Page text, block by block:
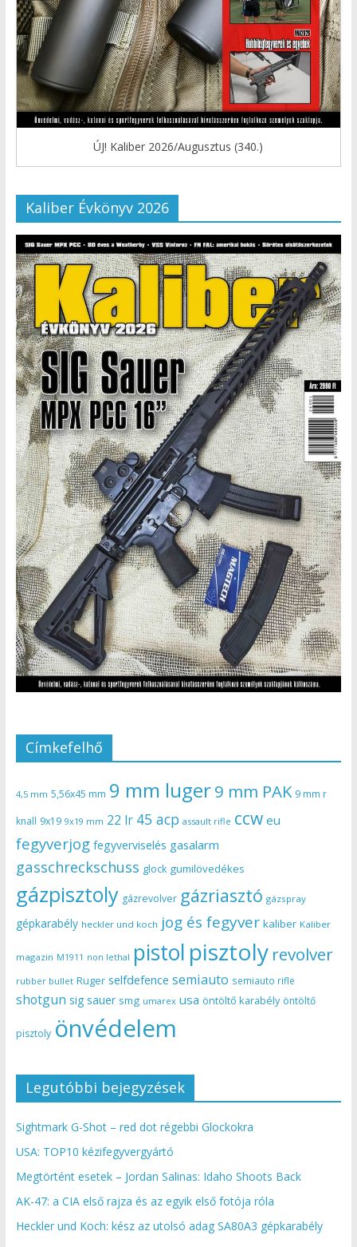
ÚJ! Kaliber 2026/Augusztus (340.)
Kaliber Évkönyv 2026
Címkefelhő
4,5 mm 5,56x45 mm 9 mm luger9 mm PAK 9 mm r
knall 9x19 9x19 mm 22 lr 45 acp assault rifle ccw eu
fegyverjog fegyverviselés gasalarm
gasschreckschuss glock gumilövedékes
gázpisztoly gázrevolver gázriasztó gázspray
gépkarabély heckler und koch jog és fegyver kaliber Kaliber
magazin M1911 non lethal pistol pisztoly revolver
rubber bullet Ruger selfdefence semiauto semiauto rifle
shotgun sig sauer smg umarex usa öntöltő karabély öntöltő
pisztoly önvédelem
Legutóbbi bejegyzések
Sightmark G-Shot – red dot régebbi Glockokra
USA: TOP10 kézifegyvergyártó
Megtörtént esetek – Jordan Salinas: Idaho Shoots Back
AK-47: a CIA első rajza és az egyik első fotója róla
Heckler und Koch: kész az utolsó adag SA80A3 gépkarabély